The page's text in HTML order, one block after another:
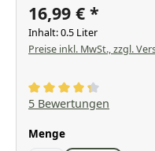
16,99 €
Inhalt:0.5 Liter
Preise inkl. MwSt., zzgl.
Durchschnittliche
5 Bewertungen
Mengeauswählen